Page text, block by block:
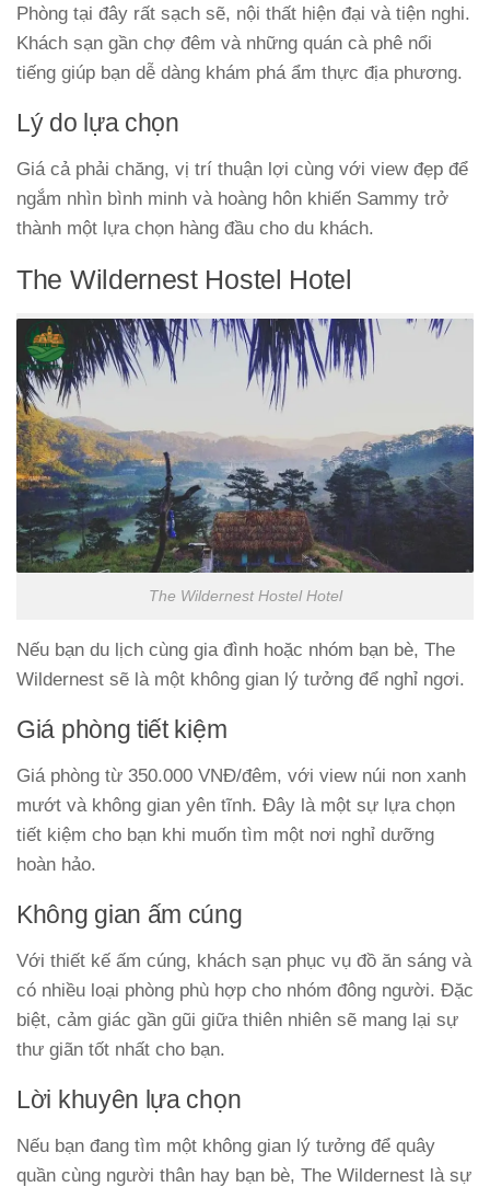
Phòng tại đây rất sạch sẽ, nội thất hiện đại và tiện nghi.
Khách sạn gần chợ đêm và những quán cà phê nổi
tiếng giúp bạn dễ dàng khám phá ẩm thực địa phương.
Lý do lựa chọn
Giá cả phải chăng, vị trí thuận lợi cùng với view đẹp để
ngắm nhìn bình minh và hoàng hôn khiến Sammy trở
thành một lựa chọn hàng đầu cho du khách.
The Wildernest Hostel Hotel
The Wildernest Hostel Hotel
Nếu bạn du lịch cùng gia đình hoặc nhóm bạn bè, The
Wildernest sẽ là một không gian lý tưởng để nghỉ ngơi.
Giá phòng tiết kiệm
Giá phòng từ 350.000 VNĐ/đêm, với view núi non xanh
mướt và không gian yên tĩnh. Đây là một sự lựa chọn
tiết kiệm cho bạn khi muốn tìm một nơi nghỉ dưỡng
hoàn hảo.
Không gian ấm cúng
Với thiết kế ấm cúng, khách sạn phục vụ đồ ăn sáng và
có nhiều loại phòng phù hợp cho nhóm đông người. Đặc
biệt, cảm giác gần gũi giữa thiên nhiên sẽ mang lại sự
thư giãn tốt nhất cho bạn.
Lời khuyên lựa chọn
Nếu bạn đang tìm một không gian lý tưởng để quây
quần cùng người thân hay bạn bè, The Wildernest là sự